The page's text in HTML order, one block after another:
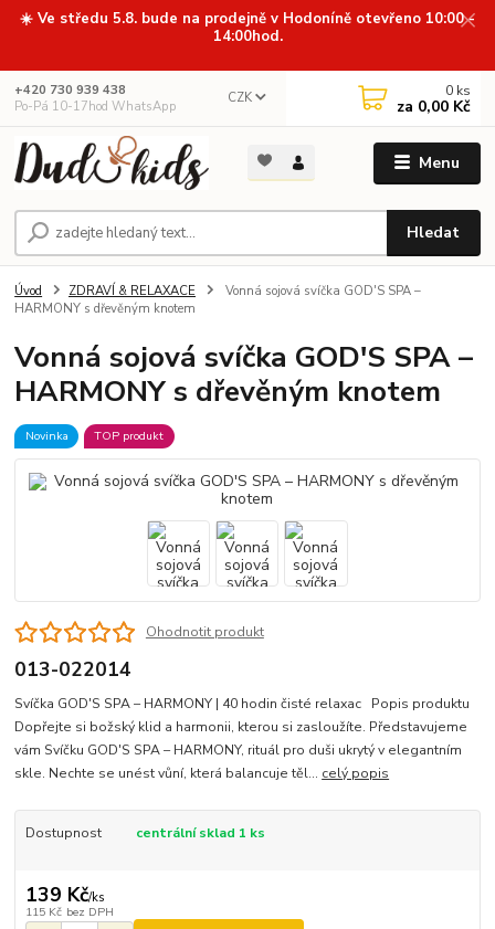
☀️ Ve středu 5.8. bude na prodejně v Hodoníně otevřeno 10:00 -
14:00hod.
Menu
CZK
Hledat
+420 730 939 438
Po-Pá 10-17hod WhatsApp
0 ks
za 0,00 Kč
Úvod ZDRAVÍ & RELAXACE
Vonná sojová svíčka GOD'S SPA –
HARMONY s dřevěným knotem
Vonná sojová svíčka GOD'S SPA –
HARMONY s dřevěným knotem
Novinka TOP produkt
Ohodnotit produkt
013-022014
Svíčka GOD'S SPA – HARMONY | 40 hodin čisté relaxac Popis produktu
Dopřejte si božský klid a harmonii, kterou si zasloužíte. Představujeme
vám Svíčku GOD'S SPA – HARMONY, rituál pro duši ukrytý v elegantním
skle. Nechte se unést vůní, která balancuje těl... celý popis
Dostupnost centrální sklad 1 ks
139 Kč/ks
115 Kč bez DPH